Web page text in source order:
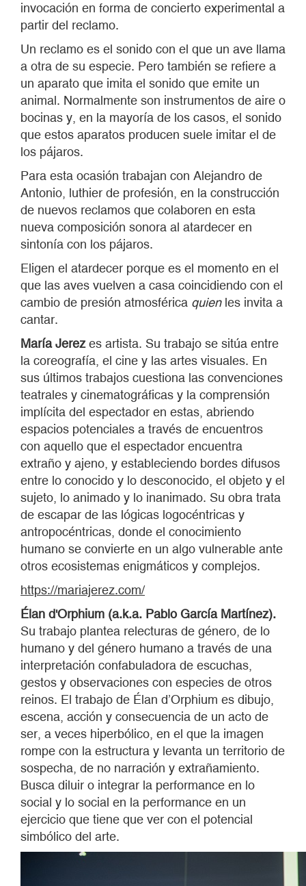
invocación en forma de concierto experimental a
partir del reclamo.
Un reclamo es el sonido con el que un ave llama
a otra de su especie. Pero también se refiere a
un aparato que imita el sonido que emite un
animal. Normalmente son instrumentos de aire o
bocinas y, en la mayoría de los casos, el sonido
que estos aparatos producen suele imitar el de
los pájaros.
Para esta ocasión trabajan con Alejandro de
Antonio, luthier de profesión, en la construcción
de nuevos reclamos que colaboren en esta
nueva composición sonora al atardecer en
sintonía con los pájaros.
Eligen el atardecer porque es el momento en el
que las aves vuelven a casa coincidiendo con el
cambio de presión atmosférica quienles invita a
cantar.
María Jerezes artista. Su trabajo se sitúa entre
la coreografía, el cine y las artes visuales. En
sus últimos trabajos cuestiona las convenciones
teatrales y cinematográficas y la comprensión
implícita del espectador en estas, abriendo
espacios potenciales a través de encuentros
con aquello que el espectador encuentra
extraño y ajeno, y estableciendo bordes difusos
entre lo conocido y lo desconocido, el objeto y el
sujeto, lo animado y lo inanimado. Su obra trata
de escapar de las lógicas logocéntricas y
antropocéntricas, donde el conocimiento
humano se convierte en un algo vulnerable ante
otros ecosistemas enigmáticos y complejos.
https://mariajerez.com/
Élan d'Orphium (a.k.a. Pablo García Martínez).
Su trabajo plantea relecturas de género, de lo
humano y del género humano a través de una
interpretación confabuladora de escuchas,
gestos y observaciones con especies de otros
reinos. El trabajo de Élan d’Orphium es dibujo,
escena, acción y consecuencia de un acto de
ser, a veces hiperbólico, en el que la imagen
rompe con la estructura y levanta un territorio de
sospecha, de no narración y extrañamiento.
Busca diluir o integrar la performance en lo
social y lo social en la performance en un
ejercicio que tiene que ver con el potencial
simbólico del arte.